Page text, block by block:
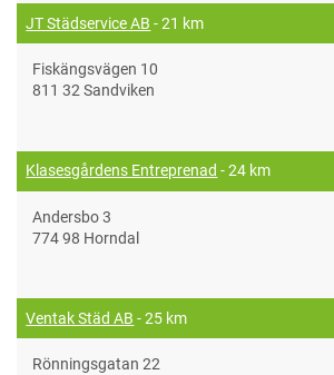
JT Städservice AB - 21 km
Fiskängsvägen 10
811 32 Sandviken
Klasesgårdens Entreprenad - 24 km
Andersbo 3
774 98 Horndal
Ventak Städ AB - 25 km
Rönningsgatan 22